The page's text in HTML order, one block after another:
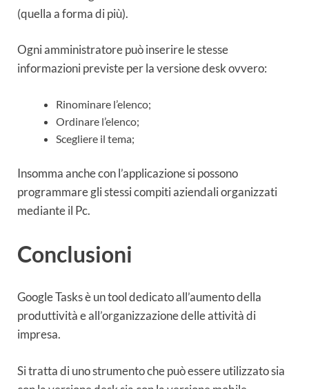
(quella a forma di più).
Ogni amministratore può inserire le stesse
informazioni previste per la versione desk ovvero:
Rinominare l’elenco;
Ordinare l’elenco;
Scegliere il tema;
Insomma anche con l’applicazione si possono
programmare gli stessi compiti aziendali organizzati
mediante il Pc.
Conclusioni
Google Tasks è un tool dedicato all’aumento della
produttività e all’organizzazione delle attività di
impresa.
Si tratta di uno strumento che può essere utilizzato sia